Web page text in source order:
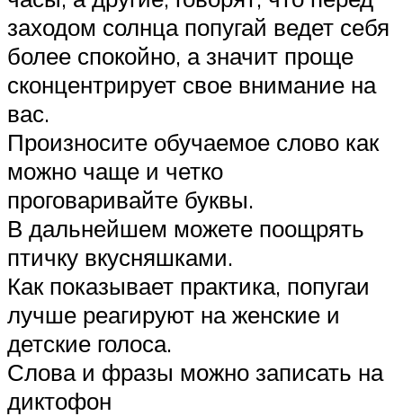
заходом солнца попугай ведет себя
более спокойно, а значит проще
сконцентрирует свое внимание на
вас.
Произносите обучаемое слово как
можно чаще и четко
проговаривайте буквы.
В дальнейшем можете поощрять
птичку вкусняшками.
Как показывает практика, попугаи
лучше реагируют на женские и
детские голоса.
Слова и фразы можно записать на
диктофон